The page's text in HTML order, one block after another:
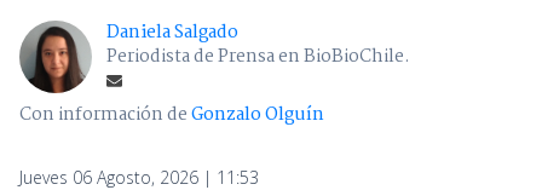
Daniela Salgado
Periodista de Prensa en BioBioChile.
Con información deGonzalo Olguín
Jueves 06 Agosto, 2026 | 11:53